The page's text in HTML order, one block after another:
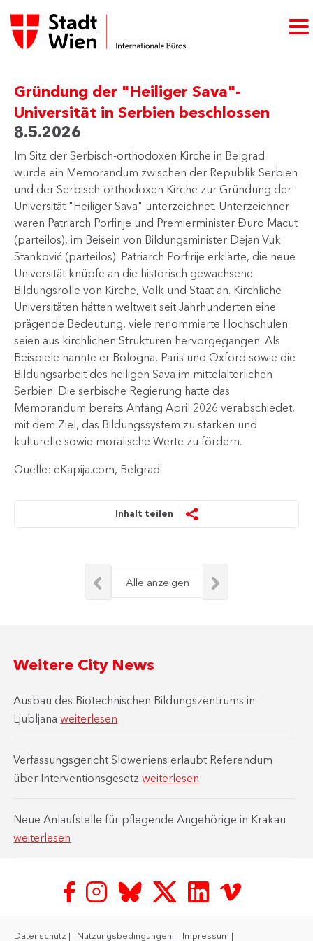
Gründung der "Heiliger Sava"-
Universität in Serbien beschlossen
8.5.2026
Im Sitz der Serbisch-orthodoxen Kirche in Belgrad
wurde ein Memorandum zwischen der Republik Serbien
und der Serbisch-orthodoxen Kirche zur Gründung der
Universität "Heiliger Sava" unterzeichnet. Unterzeichner
waren Patriarch Porfirije und Premierminister Đuro Macut
(parteilos), im Beisein von Bildungsminister Dejan Vuk
Stanković (parteilos). Patriarch Porfirije erklärte, die neue
Universität knüpfe an die historisch gewachs​ene
Bildungsrolle von Kirche, Volk und Staat an. Kirchliche
Universitäten hätten weltweit seit Jahrhunderten eine
prägende Bedeutung, viele renommierte Hochschulen
seien aus kirchlichen Strukturen hervorgegangen. Als
Beispiele nannte er Bologna, Paris und Oxford sowie die
Bildungsarbeit des heiligen Sava im mittelalterlichen
Serbien. Die serbische Regierung hatte das
Memorandum bereits Anfang April 2026 verabschiedet,
mit dem Ziel, das Bildungssystem zu stärken und
kulturelle sowie moralische Werte zu fördern.​
Quelle: eKapija.com, Belgrad
Inhalt teilen
Alle anzeigen
Weitere City News
Ausbau des Biotechnischen Bildungszentrums in
Ljubljanaweiterlesen
Verfassungsgericht Sloweniens erlaubt Referendum
über Interventionsgesetzweiterlesen
Neue Anlaufstelle für pflegende Angehörige in Krakau
weiterlesen
Datenschutz Nutzungsbedingungen Impressum